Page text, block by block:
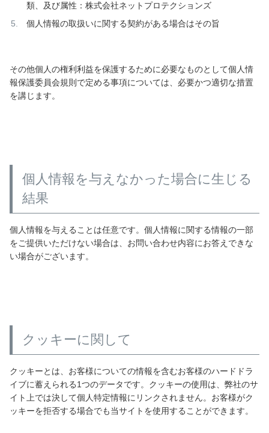
類、及び属性：株式会社ネットプロテクションズ
個人情報の取扱いに関する契約がある場合はその旨
その他個人の権利利益を保護するために必要なものとして個人情
報保護委員会規則で定める事項については、必要かつ適切な措置
を講じます。
個人情報を与えなかった場合に生じる
結果
個人情報を与えることは任意です。個人情報に関する情報の一部
をご提供いただけない場合は、お問い合わせ内容にお答えできな
い場合がございます。
クッキーに関して
クッキーとは、お客様についての情報を含むお客様のハードドラ
イブに蓄えられる1つのデータです。クッキーの使用は、弊社のサ
イト上では決して個人特定情報にリンクされません。お客様がク
ッキーを拒否する場合でも当サイトを使用することができます。